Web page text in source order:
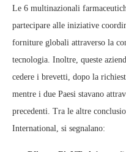
Le 6 multinazionali
partecipare alle iniziative
forniture globali attraverso la
tecnologia. Inoltre, queste
cedere i brevetti, dopo la
mentre i due Paesi stavano
precedenti. Tra le altre
International, si segnalano: